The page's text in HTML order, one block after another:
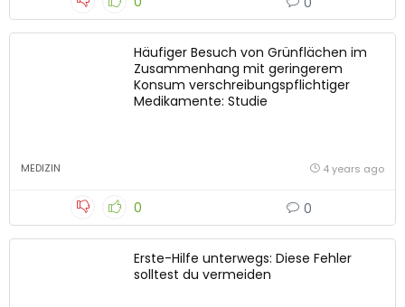
Häufiger Besuch von Grünflächen im
Zusammenhang mit geringerem
Konsum verschreibungspflichtiger
Medikamente: Studie
MEDIZIN 4 years ago
0 0
Erste-Hilfe unterwegs: Diese Fehler
solltest du vermeiden